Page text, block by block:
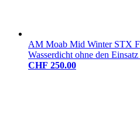
AM Moab Mid Winter STX
Wasserdicht ohne den
CHF 250.00